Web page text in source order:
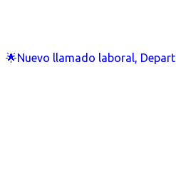
🌟Nuevo llamado laboral,